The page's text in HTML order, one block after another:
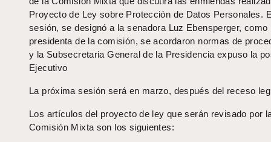
Proyecto de Ley sobre Protección de Datos Personales.
sesión, se designó a la senadora Luz Ebensperger, como
presidenta de la comisión, se acordaron normas de
y la Subsecretaria General de la Presidencia expuso la
Ejecutivo
La próxima sesión será en marzo, después del receso
Los artículos del proyecto de ley que serán revisado por
Comisión Mixta son los siguientes: